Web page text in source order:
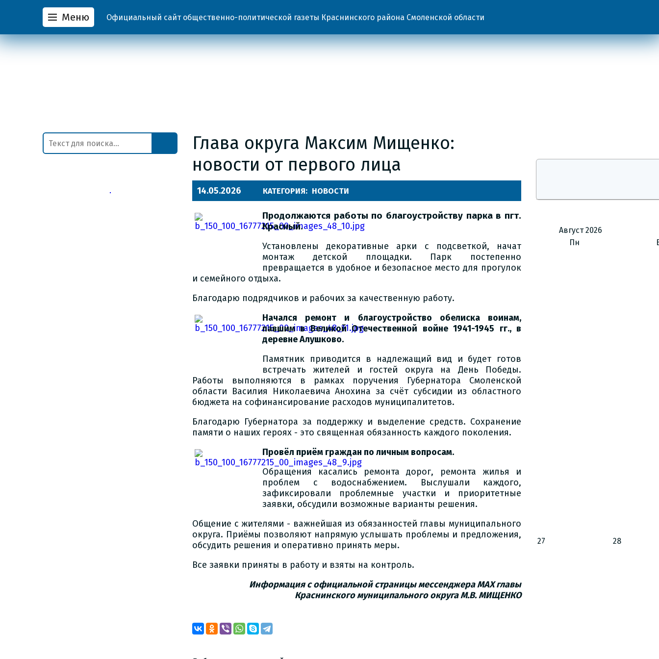
Меню Официальный сайт общественно-политической газеты Краснинского района Смоленской области
Глава округа Максим Мищенко:
новости от первого лица
14.05.2026 КАТЕГОРИЯ: НОВОСТИ
Продолжаются работы по благоустройству парка в пгт.
Красный.
Установлены декоративные арки с подсветкой, начат
монтаж детской площадки. Парк постепенно
превращается в удобное и безопасное место для прогулок
и семейного отдыха.
Благодарю подрядчиков и рабочих за качественную работу.
Начался ремонт и благоустройство обелиска воинам,
павшим в Великой Отечественной войне 1941-1945 гг., в
деревне Алушково.
Памятник приводится в надлежащий вид и будет готов
встречать жителей и гостей округа на День Победы.
Работы выполняются в рамках поручения Губернатора Смоленской
области Василия Николаевича Анохина за счёт субсидии из областного
бюджета на софинансирование расходов муниципалитетов.
Благодарю Губернатора за поддержку и выделение средств. Сохранение
памяти о наших героях - это священная обязанность каждого поколения.
Провёл приём граждан по личным вопросам.
Обращения касались ремонта дорог, ремонта жилья и
проблем с водоснабжением. Выслушали каждого,
зафиксировали проблемные участки и приоритетные
заявки, обсудили возможные варианты решения.
Общение с жителями - важнейшая из обязанностей главы муниципального
округа. Приёмы позволяют напрямую услышать проблемы и предложения,
обсудить решения и оперативно принять меры.
Все заявки приняты в работу и взяты на контроль.
Информация с официальной страницымессенджера МАХ главы
Краснинскогомуниципального округаМ.В. МИЩЕНКО
Август 2026
Пн
27 28